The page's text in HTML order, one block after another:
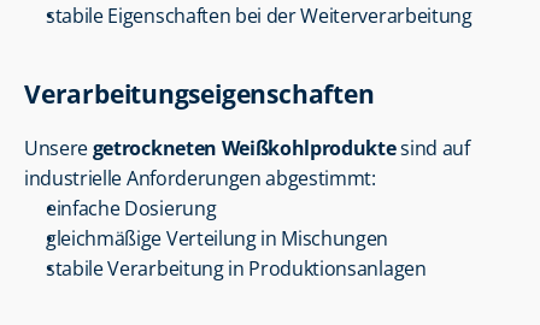
stabile Eigenschaften bei der Weiterverarbeitung
Verarbeitungseigenschaften
Unsere getrockneten Weißkohlprodukte sind auf
industrielle Anforderungen abgestimmt:
einfache Dosierung
gleichmäßige Verteilung in Mischungen
stabile Verarbeitung in Produktionsanlagen